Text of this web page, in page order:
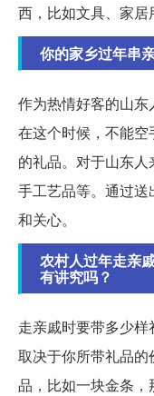
西，比如文具、家居
你的家乡过年串
作为热情好客的山东
在这个时候，不能
的礼品。对于山东人
手工艺品等。通过
和关心。
农村人过年走亲
有讲究吗？
走亲戚时要带多少
取决于你所带礼品
品，比如一块金条